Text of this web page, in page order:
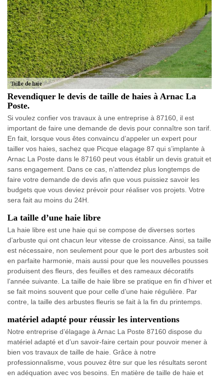
Revendiquer le devis de taille de haies à Arnac La
Poste.
Si voulez confier vos travaux à une entreprise à 87160, il est
important de faire une demande de devis pour connaître son tarif.
En fait, lorsque vous êtes convaincu d’appeler un expert pour
tailler vos haies, sachez que Picque elagage 87 qui s’implante à
Arnac La Poste dans le 87160 peut vous établir un devis gratuit et
sans engagement. Dans ce cas, n’attendez plus longtemps de
faire votre demande de devis afin que vous puissiez savoir les
budgets que vous deviez prévoir pour réaliser vos projets. Votre
sera fait au moins du 24H.
La taille d’une haie libre
La haie libre est une haie qui se compose de diverses sortes
d’arbuste qui ont chacun leur vitesse de croissance. Ainsi, sa taille
est nécessaire, non seulement pour que le port des arbustes soit
en parfaite harmonie, mais aussi pour que les nouvelles pousses
produisent des fleurs, des feuilles et des rameaux décoratifs
l’année suivante. La taille de haie libre se pratique en fin d’hiver et
se fait moins souvent que pour celle d’une haie régulière. Par
contre, la taille des arbustes fleuris se fait à la fin du printemps.
matériel adapté pour réussir les interventions
Notre entreprise d’élagage à Arnac La Poste 87160 dispose du
matériel adapté et d’un savoir-faire certain pour pouvoir mener à
bien vos travaux de taille de haie. Grâce à notre
professionnalisme, vous pouvez être sur que les résultats seront
en adéquation avec vos besoins. En matière de taille de haie et